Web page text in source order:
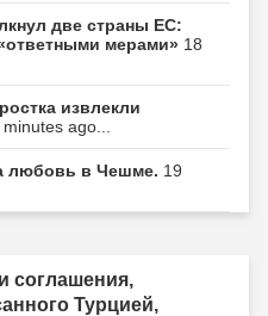
две страны ЕС:
мерами» 18
извлекли
ago...
любовь в Чешме. 19
соглашения,
Турцией,